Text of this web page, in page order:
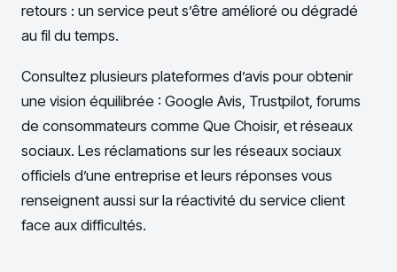
retours : un service peut s’être amélioré ou dégradé
au fil du temps.
Consultez plusieurs plateformes d’avis pour obtenir
une vision équilibrée : Google Avis, Trustpilot, forums
de consommateurs comme Que Choisir, et réseaux
sociaux. Les réclamations sur les réseaux sociaux
officiels d’une entreprise et leurs réponses vous
renseignent aussi sur la réactivité du service client
face aux difficultés.